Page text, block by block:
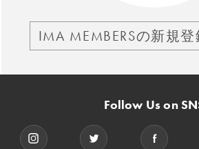
IMA MEMBERSの新規
Follow Us on